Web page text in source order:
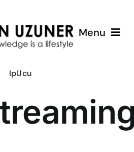
Menu
IpUcu